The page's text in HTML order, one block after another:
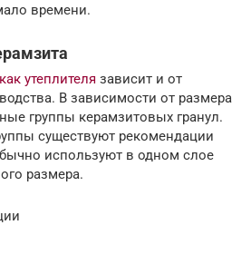
времени.
утеплителя зависит и от
В зависимости от размера
группы керамзитовых гранул.
существуют рекомендации
используют в одном слое
размера.